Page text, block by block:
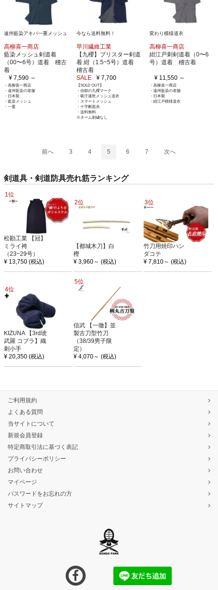
遠州藍染アキバ一重メッシュ
高柳喜一商店
藍染メッシュ剣道着
（00〜6号）道着 稽古
着
¥ 7,590 ～
・高柳喜一商店
・遠州藍染の老舗
・日本製
・藍染メッシュ
・一重
今なら送料無料！
早川繊維工業
【九櫻】ブリスター剣道
着 紺（1.5~5号）道着
稽古着
¥ 7,700
SALE
【SOLD OUT】
・信頼の九櫻マーク
・吸汗速乾メッシュ道衣
・スマートメッシュ
・十字断面糸
・送料無料
※ネーム刺繍なし
変わり模様道衣
高柳喜一商店
紺江戸刺剣道着（0〜6
号）道着 稽古着
¥ 11,550 ～
・高柳喜一商店
・遠州藍染の老舗
・日本製
・紺江戸模様道衣
前へ 3 4 5 6 7 次へ
剣道具・剣道防具売れ筋ランキング
1位
松勘工業 【冠】
ミライ袴
（23~29号）
¥ 13,750 (税込)
2位
【都城木刀】白
樫
¥ 3,960～ (税込)
3位
竹刀用焼印ハン
ダコテ
¥ 7,810～ (税込)
4位
KIZUNA 【3rd琥
武羅 コブラ】織
刺小手
¥ 20,350 (税込)
5位
信武 【一徹】並
製古刀型竹刀
（38/39男子限
定）
¥ 4,070～ (税込)
ご利用規約
よくある質問
当サイトについて
新規会員登録
特定商取引法に基づく表記
プライバシーポリシー
お問い合わせ
マイページ
パスワードをお忘れの方
サイトマップ